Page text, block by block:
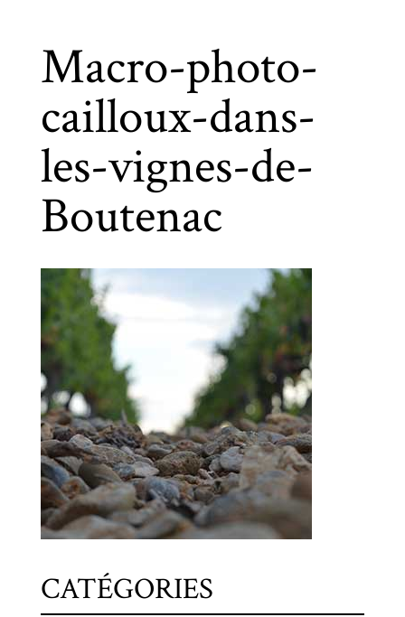
Macro-photo-
cailloux-dans-
les-vignes-de-
Boutenac
CATÉGORIES